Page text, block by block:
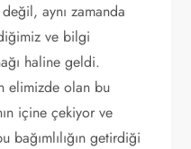
aynı zamanda
ve bilgi
haline geldi.
elimizde olan bu
içine çekiyor ve
bağımlılığın getirdiği